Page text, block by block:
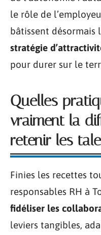
le rôle de
bâtissent désormais
stratégie
pour durer sur le
Quelles
vraiment la
retenir les
Finies les recettes
responsables RH à
fidéliser les
leviers tangibles,